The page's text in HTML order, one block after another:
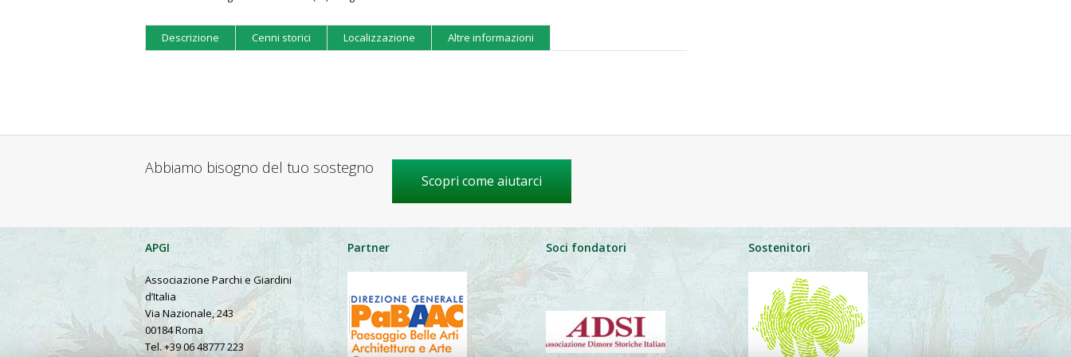
Descrizione Cenni storici Localizzazione Altre informazioni
Abbiamo bisogno del tuo sostegno
Scopri come aiutarci
APGI
Associazione Parchi e Giardini
d’Italia
Via Nazionale, 243
00184 Roma
Tel. +39 06 48777 223
Partner Soci fondatori Sostenitori